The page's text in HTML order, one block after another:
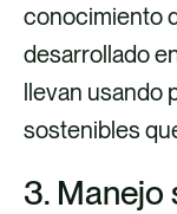
conocimiento
desarrollado
llevan usando
sostenibles
3. Manejo